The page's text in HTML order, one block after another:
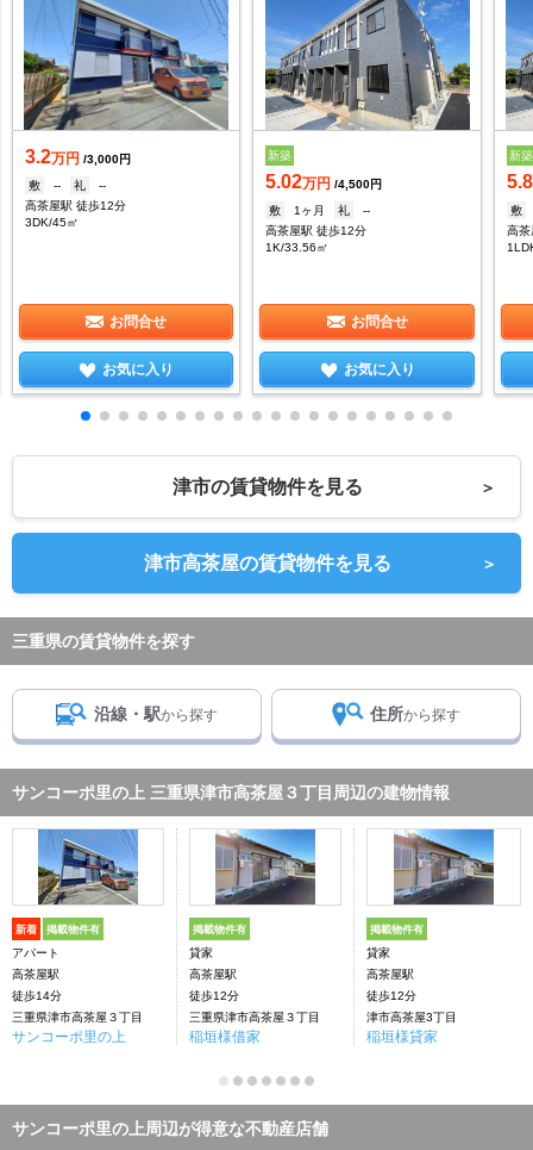
3.2万円 /3,000円
敷
-- 礼
--
高茶屋駅 徒歩12分
3DK/45㎡
お問合せ
お気に入り
新築
5.02万円 /4,500円
敷
1ヶ月 礼
--
高茶屋駅 徒歩12分
1K/33.56㎡
お問合せ
お気に入り
新築
5.8
敷
高
津市の賃貸物件を見る ＞
津市高茶屋の賃貸物件を見る ＞
三重県の賃貸物件を探す
沿線・駅から探す 住所から探す
サンコーポ里の上 三重県津市高茶屋３丁目周辺の建物情報
新着 掲載物件有
アパート
高茶屋駅
徒歩14分
三重県津市高茶屋３丁目
サンコーポ里の上
掲載物件有
貸家
高茶屋駅
徒歩12分
三重県津市高茶屋３丁目
稲垣様借家
掲載物件有
貸家
高茶屋駅
徒歩12分
津市高茶屋3丁目
稲垣様貸家
サンコーポ里の上周辺が得意な不動産店舗